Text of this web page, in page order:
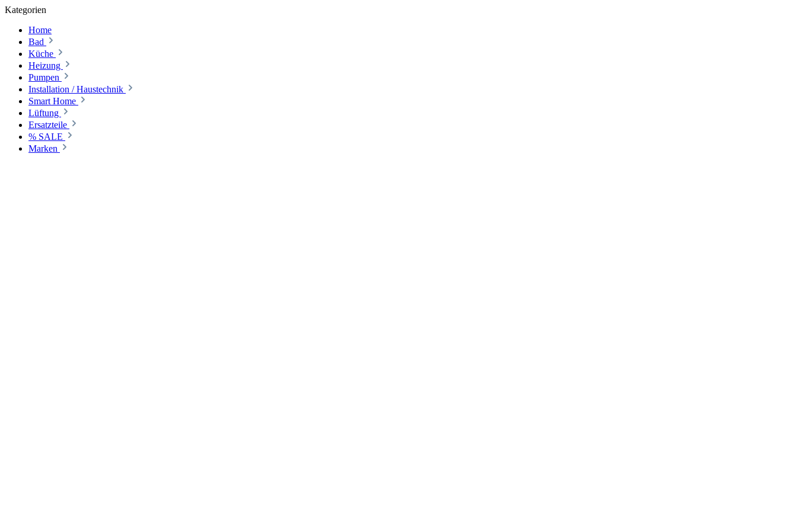
Kategorien
Home
Bad
Küche
Heizung
Pumpen
Installation / Haustechnik
Smart Home
Lüftung
Ersatzteile
% SALE
Marken